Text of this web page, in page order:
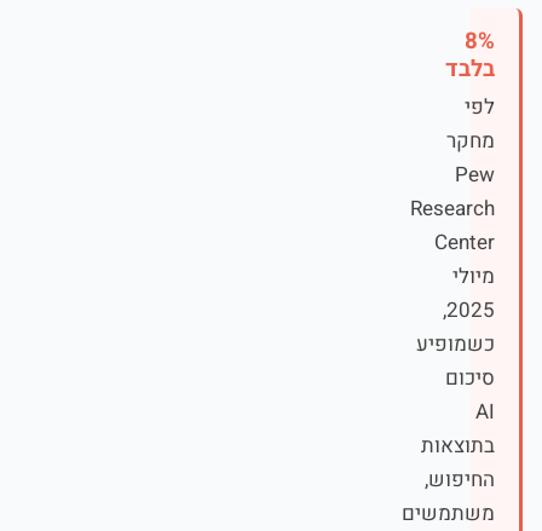
8%
בלבד
לפי
מחקר
Pew
Research
Center
מיולי
2025,
כשמופיע
סיכום
AI
בתוצאות
החיפוש,
משתמשים